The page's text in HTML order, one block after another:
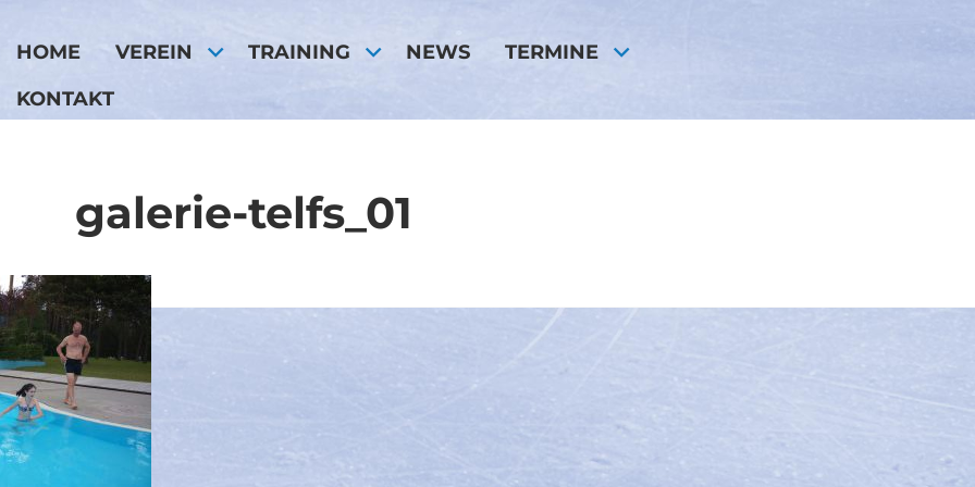
HOME VEREIN TRAINING NEWS TERMINE
KONTAKT
galerie-telfs_01